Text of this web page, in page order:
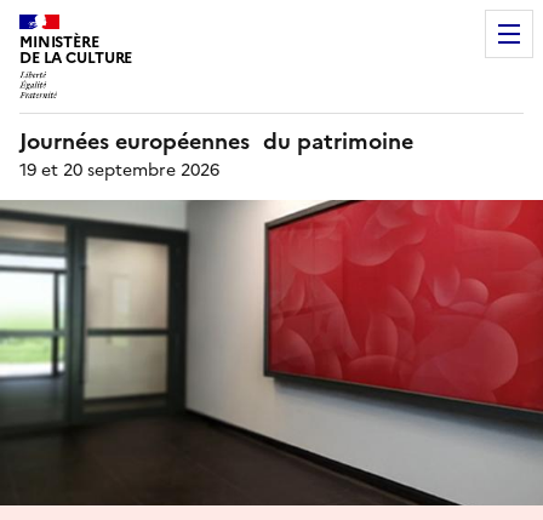
MINISTÈRE
DE LA CULTURE
Journées européennes du patrimoine
19 et 20 septembre 2026